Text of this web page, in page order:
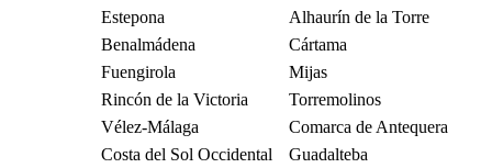
Estepona
Alhaurín de la Torre
Benalmádena
Cártama
Fuengirola
Mijas
Rincón de la Victoria
Torremolinos
Vélez-Málaga
Comarca de Antequera
Costa del Sol Occidental
Guadalteba